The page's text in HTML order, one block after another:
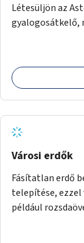
Létesüljön az
gyalogosátkelő,
Városi erdők
Fásítatlan erdő
telepítése, ezzel
például